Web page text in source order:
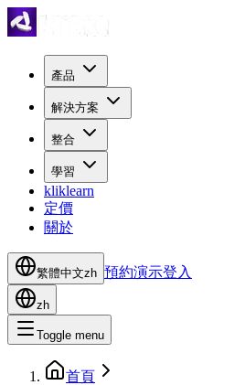
產品
解決方案
整合
學習
kliklearn
定價
關於
繁體中文zh 預約演示登入
zh
Toggle menu
首頁